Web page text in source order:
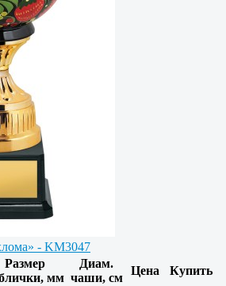
- KM3047
Размер
мм
Диам.
чаши, см
Цена Купить